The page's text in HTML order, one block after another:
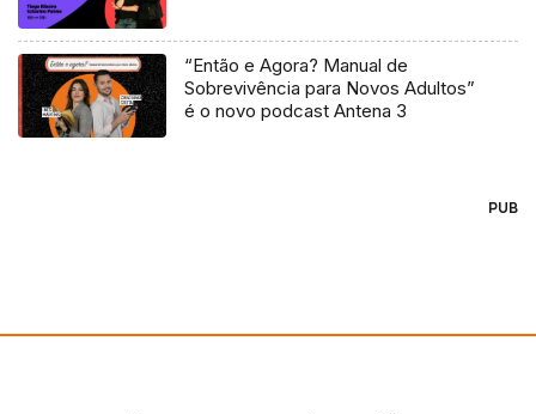
“Então e Agora? Manual de
Sobrevivência para Novos Adultos”
é o novo podcast Antena 3
PUB